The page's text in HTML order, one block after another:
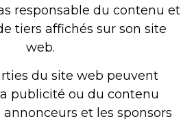
responsable du contenu et
tiers affichés sur son site
web.
du site web peuvent
publicité ou du contenu
annonceurs et les sponsors